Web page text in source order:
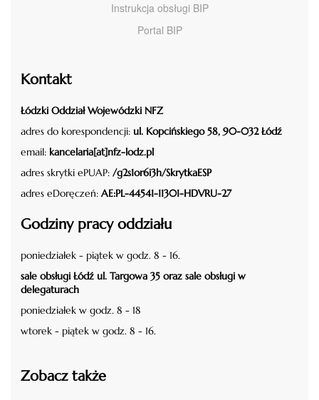
Instrukcja obsługi BIP
Portal BIP
Kontakt
Łódzki Oddział Wojewódzki NFZ
adres do korespondencji: ul. Kopcińskiego 58, 90-032 Łódź
email: kancelaria[at]nfz-lodz.pl
adres skrytki ePUAP: /g2s1or6i3h/SkrytkaESP
adres eDoręczeń: AE:PL-44541-11301-HDVRU-27
Godziny pracy oddziału
poniedziałek - piątek w godz. 8 - 16.
sale obsługi Łódź ul. Targowa 35 oraz sale obsługi w
delegaturach
poniedziałek w godz. 8 - 18
wtorek - piątek w godz. 8 - 16.
Zobacz także